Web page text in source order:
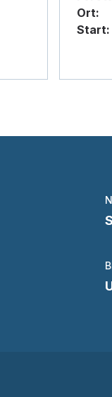
Ort:
Start: